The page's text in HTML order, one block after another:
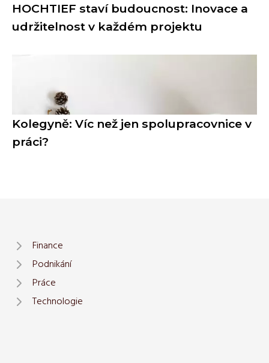
HOCHTIEF staví budoucnost: Inovace a
udržitelnost v každém projektu
Kolegyně: Víc než jen spolupracovnice v
práci?
Finance
Podnikání
Práce
Technologie